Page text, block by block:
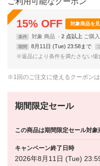
15% OFF 対象商品を
条件 対象 商品 2 点以上
期間 8月11日 (Tue) 23:58まで
※返品により条件を満たさない場
※1回のご注文に使えるクーポン
期間限定セール
この商品は期間限定セール対象
キャンペーン終了日時
2026年8月11日 (Tue)